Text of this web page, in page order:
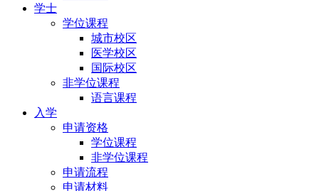
学士
学位课程
城市校区
医学校区
国际校区
非学位课程
语言课程
入学
申请资格
学位课程
非学位课程
申请流程
申请材料